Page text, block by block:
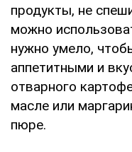
продукты, не
можно
нужно умело,
аппетитными и
отварного
масле или
пюре.